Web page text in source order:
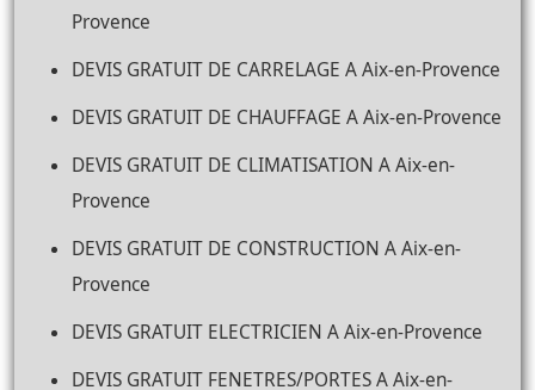
Provence
DEVIS GRATUIT DE CARRELAGE A Aix-en-Provence
DEVIS GRATUIT DE CHAUFFAGE A Aix-en-Provence
DEVIS GRATUIT DE CLIMATISATION A Aix-en-
Provence
DEVIS GRATUIT DE CONSTRUCTION A Aix-en-
Provence
DEVIS GRATUIT ELECTRICIEN A Aix-en-Provence
DEVIS GRATUIT FENETRES/PORTES A Aix-en-